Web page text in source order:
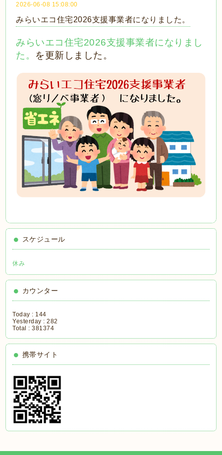
2026-06-08 15:08:00
みらいエコ住宅2026支援事業者になりました。
みらいエコ住宅2026支援事業者になりまし
た。 を更新しました。
スケジュール
休み
カウンター
Today : 144
Yesterday :282
Total :381374
携帯サイト